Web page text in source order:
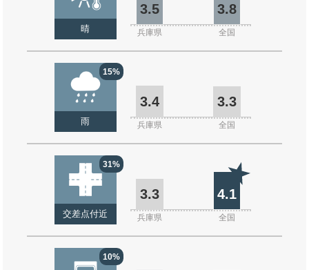
晴
3.5 3.8
兵庫県 全国
15%
雨
3.4 3.3
兵庫県 全国
31%
交差点付近
3.3 4.1
兵庫県 全国
10%